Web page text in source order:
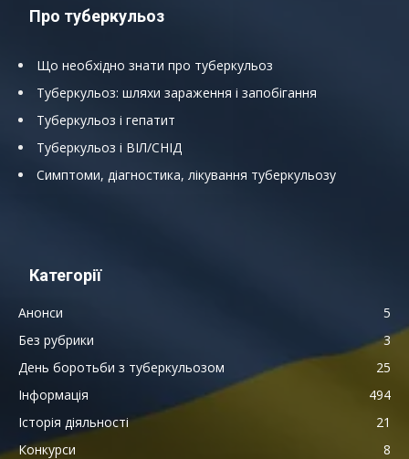
Про туберкульоз
Що необхідно знати про туберкульоз
Туберкульоз: шляхи зараження і запобігання
Туберкульоз і гепатит
Туберкульоз і ВІЛ/СНІД
Симптоми, діагностика, лікування туберкульозу
Категорії
Анонси
5
Без рубрики
3
День боротьби з туберкульозом
25
Інформація
494
Історія діяльності
21
Конкурси
8